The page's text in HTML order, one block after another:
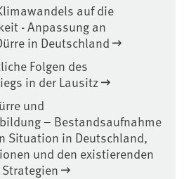
auf die
- Anpassung an
in Deutschland
Folgen des
in der Lausitz
und
– Bestandsaufnahme
Situation in Deutschland,
und den existierenden